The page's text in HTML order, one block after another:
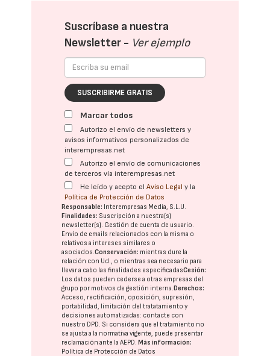
Suscríbase a nuestra
Newsletter - Ver ejemplo
SUSCRIBIRME GRATIS
Marcar todos
Autorizo el envío de newsletters y
avisos informativos personalizados de
interempresas.net
Autorizo el envío de comunicaciones
de terceros vía interempresas.net
He leído y acepto elAviso Legal y la
Política de Protección de Datos
Responsable: Interempresas Media, S.L.U.
Finalidades: Suscripción a nuestra(s)
newsletter(s). Gestión de cuenta de usuario.
Envío de emails relacionados con la misma o
relativos a intereses similares o
asociados.Conservación: mientras dure la
relación con Ud., o mientras sea necesario para
llevar a cabo las finalidades especificadasCesión:
Los datos pueden cederse a otras empresas del
grupo por motivos de gestión interna.Derechos:
Acceso, rectificación, oposición, supresión,
portabilidad, limitación del tratatamiento y
decisiones automatizadas: contacte con
nuestro DPD . Si considera que el tratamiento no
se ajusta a la normativa vigente, puede presentar
reclamación ante laAEPD .Más información:
Política de Protección de Datos